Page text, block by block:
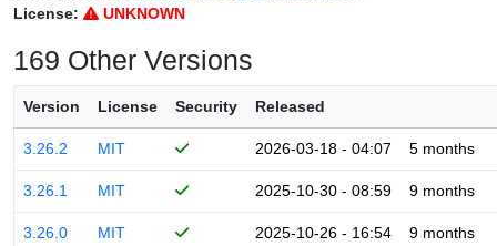
License:
UNKNOWN
169 Other Versions
Version License Security Released
3.26.2 MIT 2026-03-18 - 04:07 5 months
3.26.1 MIT 2025-10-30 - 08:59 9 months
3.26.0 MIT 2025-10-26 - 16:54 9 months